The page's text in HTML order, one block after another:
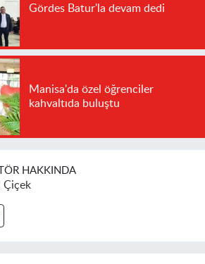
Gördes Batur'la devam dedi
Manisa'da özel öğrenciler
kahvaltıda buluştu
HAKKINDA
Çiçek